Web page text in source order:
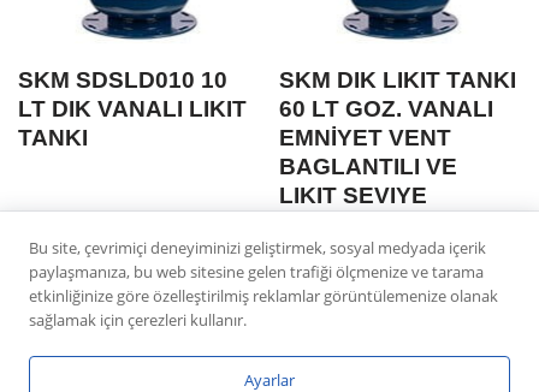
SKM SDSLD010 10
LT DIK VANALI LIKIT
TANKI
SKM DIK LIKIT TANKI
60 LT GOZ. VANALI
EMNİYET VENT
BAGLANTILI VE
LIKIT SEVIYE
BAGLANTILI
Bu site, çevrimiçi deneyiminizi geliştirmek, sosyal medyada içerik
paylaşmanıza, bu web sitesine gelen trafiği ölçmenize ve tarama
etkinliğinize göre özelleştirilmiş reklamlar görüntülemenize olanak
sağlamak için çerezleri kullanır.
Ayarlar